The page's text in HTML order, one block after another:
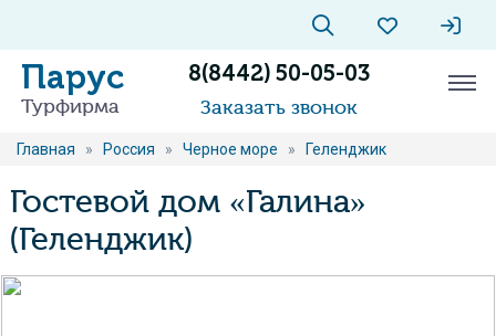
Парус
Турфирма
8(8442) 50-05-03
Заказать звонок
Главная » Россия » Черное море » Геленджик
Гостевой дом «Галина»
(Геленджик)